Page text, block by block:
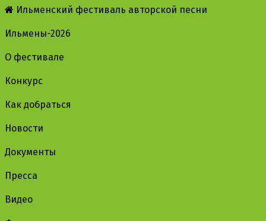
Ильменский фестиваль авторской песни
Ильмены-2026
О фестивале
Конкурс
Как добраться
Новости
Документы
Пресса
Видео